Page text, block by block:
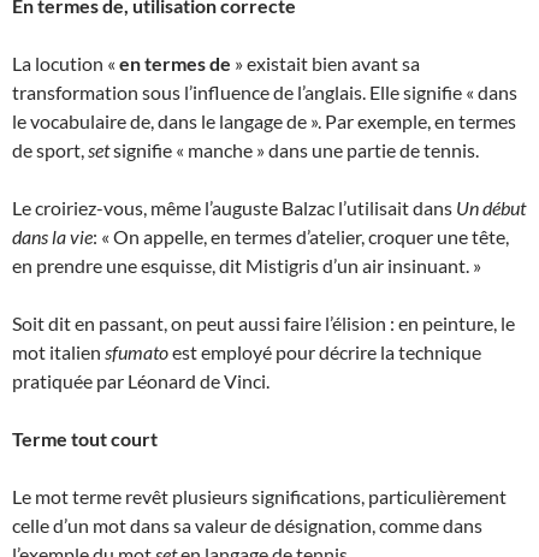
En termes de, utilisation correcte
La locution « en termes de » existait bien avant sa
transformation sous l’influence de l’anglais. Elle signifie « dans
le vocabulaire de, dans le langage de ». Par exemple, en termes
de sport, setsignifie « manche » dans une partie de tennis.
Le croiriez-vous, même l’auguste Balzac l’utilisait dans Un début
dans la vie: « On appelle, en termes d’atelier, croquer une tête,
en prendre une esquisse, dit Mistigris d’un air insinuant. »
Soit dit en passant, on peut aussi faire l’élision : en peinture, le
mot italien sfumatoest employé pour décrire la technique
pratiquée par Léonard de Vinci.
Terme tout court
Le mot terme revêt plusieurs significations, particulièrement
celle d’un mot dans sa valeur de désignation, comme dans